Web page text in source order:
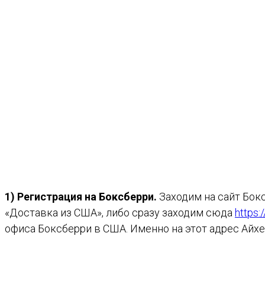
1) Регистрация на Боксберри. Заходим на сайт
«Доставка из США», либо сразу заходим сюда
офиса Боксберри в США. Именно на этот адрес